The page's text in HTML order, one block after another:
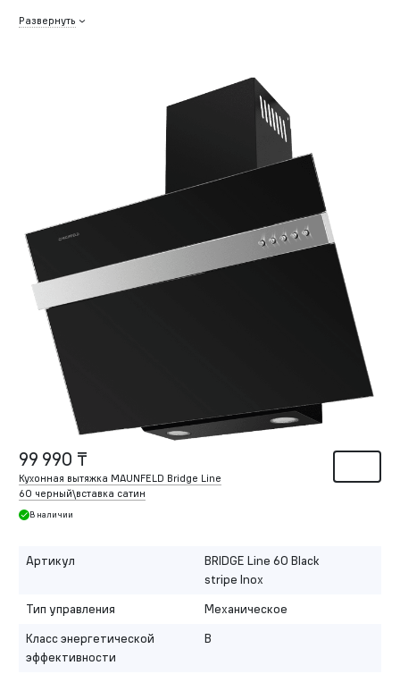
Развернуть
99 990 ₸
Кухонная вытяжка MAUNFELD Bridge Line
60 черный\вставка сатин
В наличии
Артикул
BRIDGE Line 60 Black
stripe Inox
Тип управления
Механическое
Класс энергетической
эффективности
B